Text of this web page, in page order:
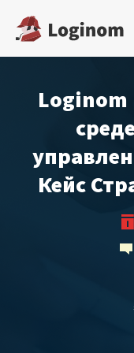
Войти
Скачать
Loginom
Кейс